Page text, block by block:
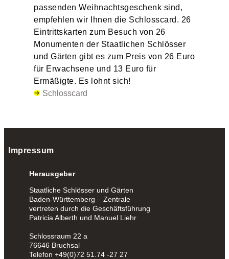
passenden Weihnachtsgeschenk sind,
empfehlen wir Ihnen die Schlosscard. 26
Eintrittskarten zum Besuch von 26
Monumenten der Staatlichen Schlösser
und Gärten gibt es zum Preis von 26 Euro
für Erwachsene und 13 Euro für
Ermäßigte. Es lohnt sich!
Schlosscard
Impressum
Herausgeber
Staatliche Schlösser und Gärten
Baden-Württemberg – Zentrale
vertreten durch die Geschäftsführung
Patricia Alberth und Manuel Liehr
Schlossraum 22 a
76646 Bruchsal
Telefon +49(0)72 51.74 -27 27